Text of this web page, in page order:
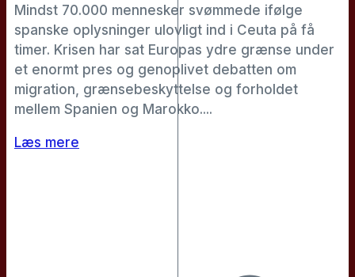
Mindst 70.000 mennesker svømmede ifølge
spanske oplysninger ulovligt ind i Ceuta på få
timer. Krisen har sat Europas ydre grænse under
et enormt pres og genoplivet debatten om
migration, grænsebeskyttelse og forholdet
mellem Spanien og Marokko....
Læs mere